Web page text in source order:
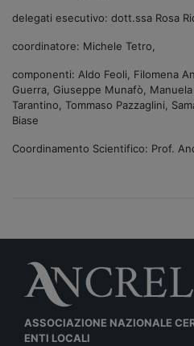
delegati esecutivo: dott.ssa Rosa
coordinatore: Michele Tetro,
componenti: Aldo Feoli, Filomena
Guerra, Giuseppe Munafò,
Tarantino, Tommaso Pazzaglini,
Biase
Coordinamento Scientifico: Prof.
ASSOCIAZIONE NAZIONALE
ENTI LOCALI